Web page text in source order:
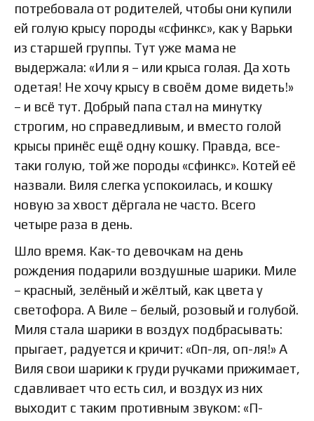
потребовала от родителей, чтобы они купили
ей голую крысу породы «сфинкс», как у Варьки
из старшей группы. Тут уже мама не
выдержала: «Или я – или крыса голая. Да хоть
одетая! Не хочу крысу в своём доме видеть!»
– и всё тут. Добрый папа стал на минутку
строгим, но справедливым, и вместо голой
крысы принёс ещё одну кошку. Правда, все-
таки голую, той же породы «сфинкс». Котей её
назвали. Виля слегка успокоилась, и кошку
новую за хвост дёргала не часто. Всего
четыре раза в день.
Шло время. Как-то девочкам на день
рождения подарили воздушные шарики. Миле
– красный, зелёный и жёлтый, как цвета у
светофора. А Виле – белый, розовый и голубой.
Миля стала шарики в воздух подбрасывать:
прыгает, радуется и кричит: «Оп-ля, оп-ля!» А
Виля свои шарики к груди ручками прижимает,
сдавливает что есть сил, и воздух из них
выходит с таким противным звуком: «П-